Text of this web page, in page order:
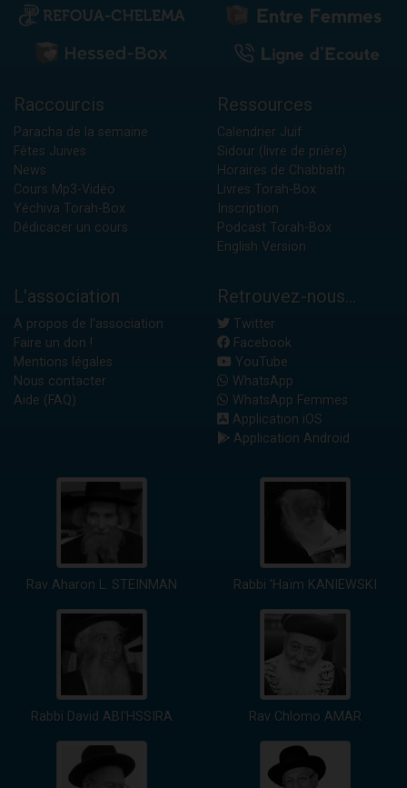
Raccourcis
Paracha de la semaine
Fêtes Juives
News
Cours Mp3-Vidéo
Yéchiva Torah-Box
Dédicacer un cours
Ressources
Calendrier Juif
Sidour (livre de prière)
Horaires de Chabbath
Livres Torah-Box
Inscription
Podcast Torah-Box
English Version
L'association
A propos de l'association
Faire un don !
Mentions légales
Nous contacter
Aide (FAQ)
Retrouvez-nous...
Twitter
Facebook
YouTube
WhatsApp
WhatsApp Femmes
Application iOS
Application Android
Rav Aharon L. STEINMAN Rabbi 'Haïm KANIEWSKI
Rabbi David ABI'HSSIRA Rav Chlomo AMAR